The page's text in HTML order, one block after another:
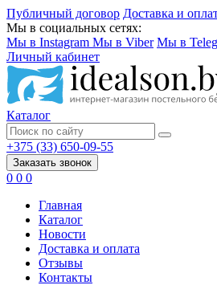
Публичный договор Доставка и
Мы в социальных сетях:
Мы в Instagram Мы в Viber Мы в
Личный кабинет
Каталог
+375 (33) 650-09-55
Заказать звонок
0 0 0
Главная
Каталог
Новости
Доставка и оплата
Отзывы
Контакты